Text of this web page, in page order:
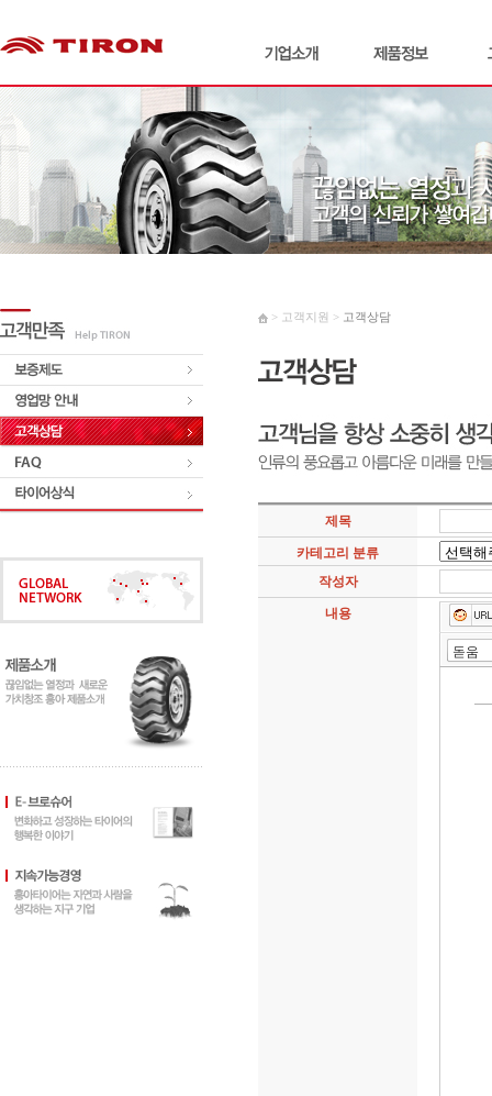
> 고객지원 > 고객상담
제목
카테고리 분류
작성자
내용
돋움